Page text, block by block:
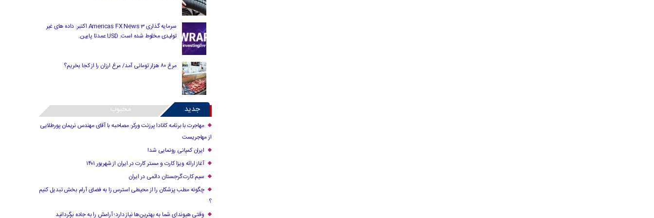
سرمایه گذاری Americas FX News 3 اکتبر: داده های غیر
تولیدی مخلوط شده است. USD عمدتا پایین.
مرغ ۸۰ هزار تومانی آمد/ مرغ ارزان را از کجا بخریم؟
جدید محبوب
مهاجرت با برنامه کانادا پرزنت ورکر: مصاحبه با آقای مهندس نریمان پورطلایی
از مهاجریست
ایران کمپانی رونمایی شد!
آغاز ارائه ویزا کارت و مستر کارت در ایران از شهریور ۱۴۰۱
سیم کارت گرجستان دائمی در ایران
چگونه مطب پزشکان را از محیطی استرس زا به فضای آرام بخش تبدیل کنیم
؟
وقتی هیوندای شما به بهترین‌ها نیاز دارد؛ آرامش را به جاده برگردانید